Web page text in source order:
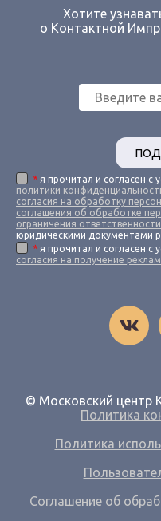
Хотите
о Контактной
* я прочитал и согласен с
политики
согласия на обработку
соглашения об обработке
ограничения
юридическими документами
* я прочитал и согласен с
согласия на получение
© Московский центр
Политика
Политика
Соглашение об